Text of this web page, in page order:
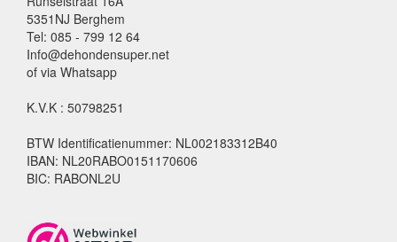
5351NJ Berghem
Tel: 085 - 799 12 64
Info@dehondensuper.net
of via Whatsapp
K.V.K : 50798251
BTW Identificatienummer: NL002183312B40
IBAN: NL20RABO0151170606
BIC: RABONL2U